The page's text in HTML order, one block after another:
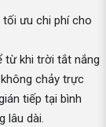
tối ưu chi phí cho
từ khi trời tắt nắng
chảy trực
tiếp tại bình
lâu dài.